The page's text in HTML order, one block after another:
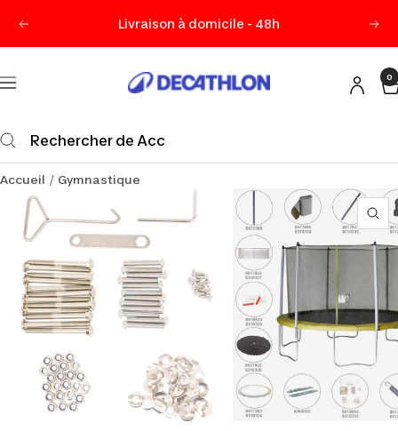
Précédent Livraison à domicile - 48h
Navigation
Decathlon
0
Accueil Gymnastique